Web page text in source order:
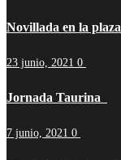
Novillada en la
23 junio, 2021 0
Jornada Taurina
7 junio, 2021 0